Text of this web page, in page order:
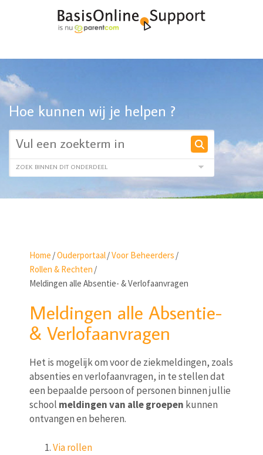
Hoe kunnen wij je helpen ?
Home /Ouderportaal/Voor Beheerders /
Rollen & Rechten /
Meldingen alle Absentie- & Verlofaanvragen
Meldingen alle Absentie-
& Verlofaanvragen
Het is mogelijk om voor de ziekmeldingen, zoals
absenties en verlofaanvragen, in te stellen dat
een bepaalde persoon of personen binnen jullie
school meldingen van alle groepen kunnen
ontvangen en beheren.
Via rollen